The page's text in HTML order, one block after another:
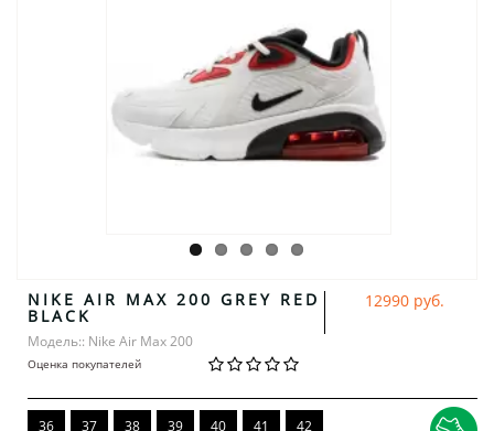
NIKE AIR MAX 200 GREY RED
BLACK
Модель:: Nike Air Max 200
Оценка покупателей
12990 руб.
36 37 38 39 40 41 42